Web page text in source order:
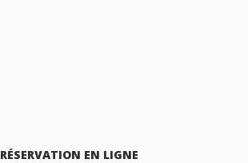
RÉSERVATION EN LIGNE